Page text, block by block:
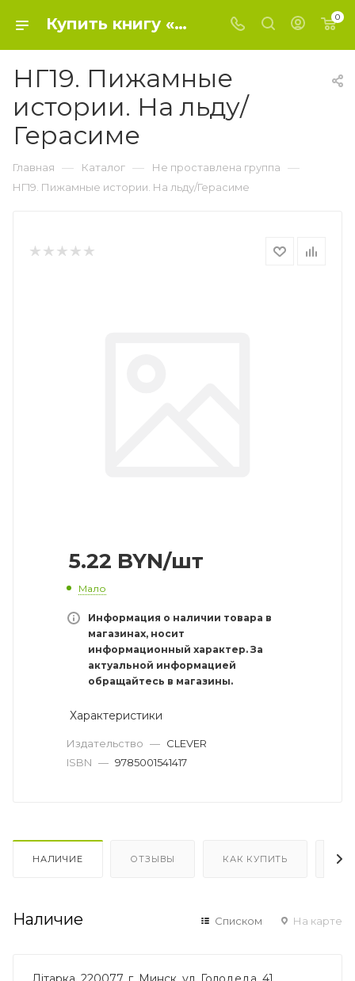
Купить книгу «НГ19. Пижамные истории. На льду/Герасиме» 0, - Не проставлена группа 0
НГ19. Пижамные
истории. На льду/
Герасиме
Главная — Каталог — Не проставлена группа —
НГ19. Пижамные истории. На льду/Герасиме
5.22 BYN/шт
Мало
Информация о наличии товара в
магазинах, носит
информационный характер. За
актуальной информацией
обращайтесь в магазины.
Характеристики
Издательство — CLEVER
ISBN — 9785001541417
НАЛИЧИЕ ОТЗЫВЫ КАК КУПИТЬ
Наличие Списком На карте